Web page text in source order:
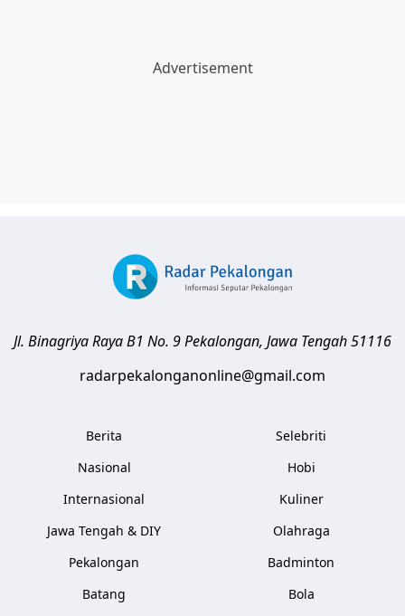
Jl. Binagriya Raya B1 No. 9Pekalongan, Jawa Tengah51116
radarpekalonganonline@gmail.com
Berita
Nasional
Internasional
Jawa Tengah & DIY
Pekalongan
Batang
Selebriti
Hobi
Kuliner
Olahraga
Badminton
Bola